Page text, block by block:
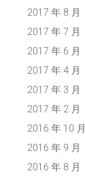
2017 年 8 月
2017 年 7 月
2017 年 6 月
2017 年 4 月
2017 年 3 月
2017 年 2 月
2016 年 10 月
2016 年 9 月
2016 年 8 月